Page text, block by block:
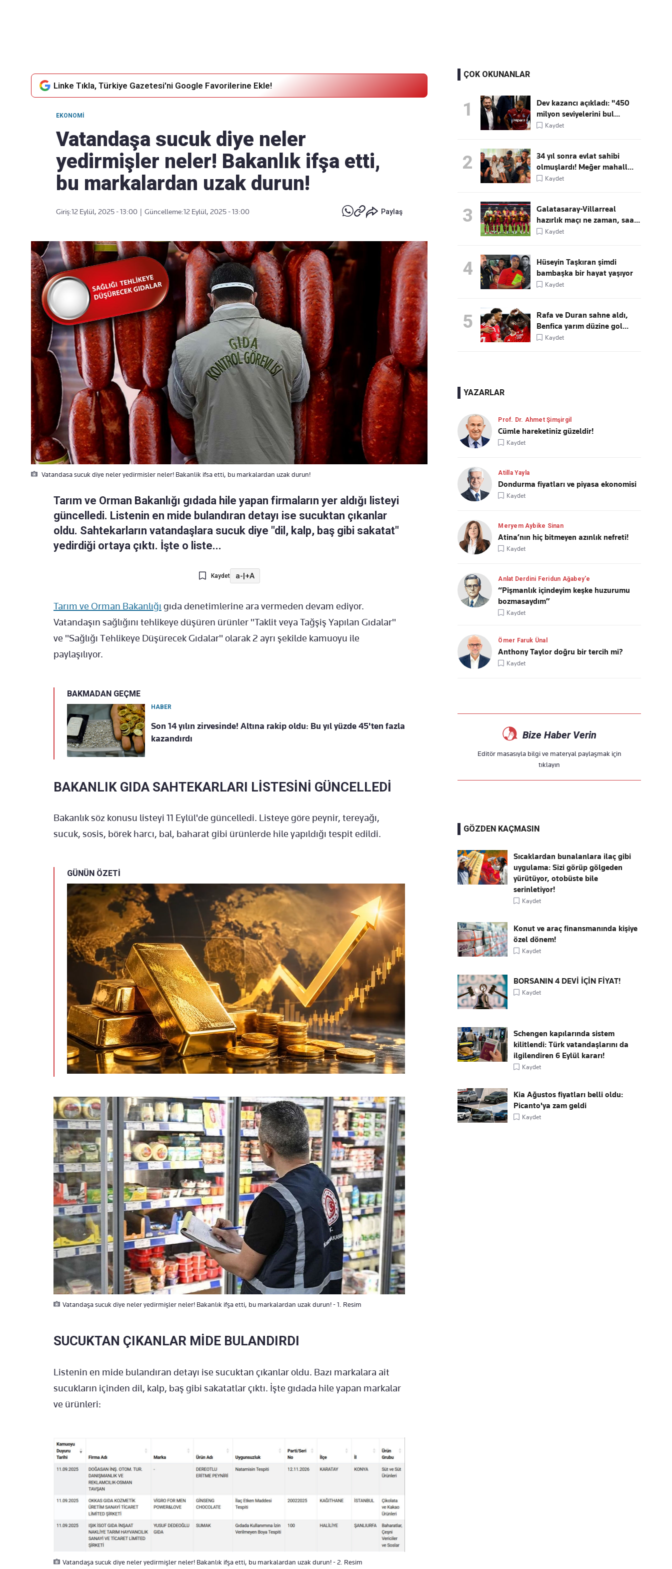
Linke Tıkla, Türkiye Gazetesi'ni Google Favorilerine Ekle!
EKONOMI
Vatandaşa sucuk diye neler
yedirmişler neler! Bakanlık ifşa etti,
bu markalardan uzak durun!
Giriş:12 Eylül, 2025 - 13:00 Güncelleme:12 Eylül, 2025 - 13:00 Paylaş
Vatandasa sucuk diye neler yedirmisler neler! Bakanlik ifsa etti, bu markalardan uzak durun!
Tarım ve Orman Bakanlığı gıdada hile yapan firmaların yer aldığı listeyi
güncelledi. Listenin en mide bulandıran detayı ise sucuktan çıkanlar
oldu. Sahtekarların vatandaşlara sucuk diye "dil, kalp, baş gibi sakatat"
yedirdiği ortaya çıktı. İşte o liste...
Kaydet a-|+A
Tarım ve Orman Bakanlığı gıda denetimlerine ara vermeden devam ediyor.
Vatandaşın sağlığını tehlikeye düşüren ürünler "Taklit veya Tağşiş Yapılan Gıdalar"
ve "Sağlığı Tehlikeye Düşürecek Gıdalar" olarak 2 ayrı şekilde kamuoyu ile
paylaşılıyor.
BAKMADAN GEÇME
HABER
Son 14 yılın zirvesinde! Altına rakip oldu: Bu yıl yüzde 45'ten fazla
kazandırdı
BAKANLIK GIDA SAHTEKARLARI LİSTESİNİ GÜNCELLEDİ
Bakanlık söz konusu listeyi 11 Eylül'de güncelledi. Listeye göre peynir, tereyağı,
sucuk, sosis, börek harcı, bal, baharat gibi ürünlerde hile yapıldığı tespit edildi.
GÜNÜN ÖZETİ
Vatandaşa sucuk diye neler yedirmişler neler! Bakanlık ifşa etti, bu markalardan uzak durun! - 1. Resim
SUCUKTAN ÇIKANLAR MİDE BULANDIRDI
Listenin en mide bulandıran detayı ise sucuktan çıkanlar oldu. Bazı markalara ait
sucukların içinden dil, kalp, baş gibi sakatatlar çıktı. İşte gıdada hile yapan markalar
ve ürünleri:
Vatandaşa sucuk diye neler yedirmişler neler! Bakanlık ifşa etti, bu markalardan uzak durun! - 2. Resim
ÇOK OKUNANLAR
1
Dev kazancı açıkladı: "450
milyon seviyelerini bul...
Kaydet
2
34 yıl sonra evlat sahibi
olmuşlardı! Meğer mahall...
Kaydet
3
Galatasaray-Villarreal
hazırlık maçı ne zaman, saa...
Kaydet
4
Hüseyin Taşkıran şimdi
bambaşka bir hayat yaşıyor
Kaydet
5
Rafa ve Duran sahne aldı,
Benfica yarım düzine gol...
Kaydet
YAZARLAR
Prof. Dr. Ahmet Şimşirgil
Cümle hareketiniz güzeldir!
Kaydet
Atilla Yayla
Dondurma fiyatları ve piyasa ekonomisi
Kaydet
Meryem Aybike Sinan
Atina’nın hiç bitmeyen azınlık nefreti!
Kaydet
Anlat Derdini Feridun Ağabey'e
“Pişmanlık içindeyim keşke huzurumu
bozmasaydım”
Kaydet
Ömer Faruk Ünal
Anthony Taylor doğru bir tercih mi?
Kaydet
Bize Haber Verin
Editör masasıyla bilgi ve materyal paylaşmak için
tıklayın
GÖZDEN KAÇMASIN
Sıcaklardan bunalanlara ilaç gibi
uygulama: Sizi görüp gölgeden
yürütüyor, otobüste bile
serinletiyor!
Kaydet
Konut ve araç finansmanında kişiye
özel dönem!
Kaydet
BORSANIN 4 DEVİ İÇİN FİYAT!
Kaydet
Schengen kapılarında sistem
kilitlendi: Türk vatandaşlarını da
ilgilendiren 6 Eylül kararı!
Kaydet
Kia Ağustos fiyatları belli oldu:
Picanto'ya zam geldi
Kaydet